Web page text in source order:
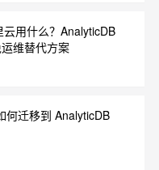
用什么？AnalyticDB
维替代方案
何迁移到 AnalyticDB